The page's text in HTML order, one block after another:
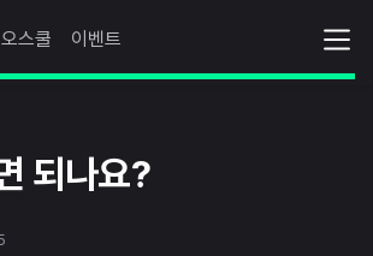
스쿨 이벤트
되나요?